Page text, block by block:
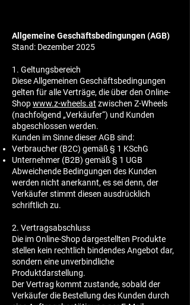
Allgemeine Geschäftsbedingungen (AGB)
Stand: Dezember 2025
1. Geltungsbereich
Diese Allgemeinen Geschäftsbedingungen
gelten für alle Verträge, die über den Online-
Shopwww.z-wheels.at zwischen Z-Wheels
(nachfolgend „Verkäufer“) und Kunden
abgeschlossen werden.
Kunden im Sinne dieser AGB sind:
Verbraucher (B2C) gemäß § 1 KSchG
Unternehmer (B2B) gemäß § 1 UGB
Abweichende Bedingungen des Kunden
werden nicht anerkannt, es sei denn, der
Verkäufer stimmt diesen ausdrücklich
schriftlich zu.
2. Vertragsabschluss
Die im Online-Shop dargestellten Produkte
stellen kein rechtlich bindendes Angebot dar,
sondern eine unverbindliche
Produktdarstellung.
Der Vertrag kommt zustande, sobald der
Verkäufer die Bestellung des Kunden durch